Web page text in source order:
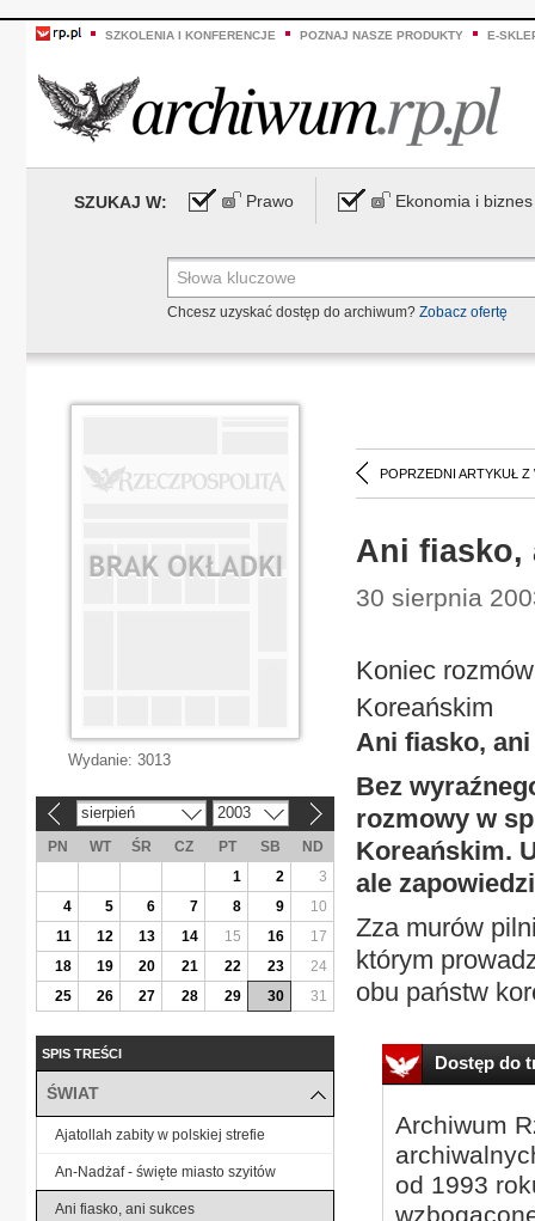
SZKOLENIA I KONFERENCJE POZNAJ NASZE PRODUKTY E-
SZUKAJ W: Prawo Ekonomia i biznes
Chcesz uzyskać dostęp do archiwum? Zobacz ofertę
POPRZEDNI ARTYKUŁ Z
Ani fiasko,
30 sierpnia
Koniec
Koreańskim
Ani fiasko,
Bez
rozmowy w
Koreańskim.
ale
Zza murów
którym
obu państw
Dostęp do
Archiwum
od 1993
Wydanie: 3013
sierpień 2003
PN WT ŚR CZ PT SB
ND
1
2
3
4
5 6 7 8 9
10
11
12 13 14 15 16
17
18
19 20 21 22 23
24
25
26 27 28 29 30 31
SPIS TREŚCI
ŚWIAT
Ajatollah zabity w polskiej strefie
An-Nadżaf - święte miasto szyitów
Ani fiasko, ani sukces